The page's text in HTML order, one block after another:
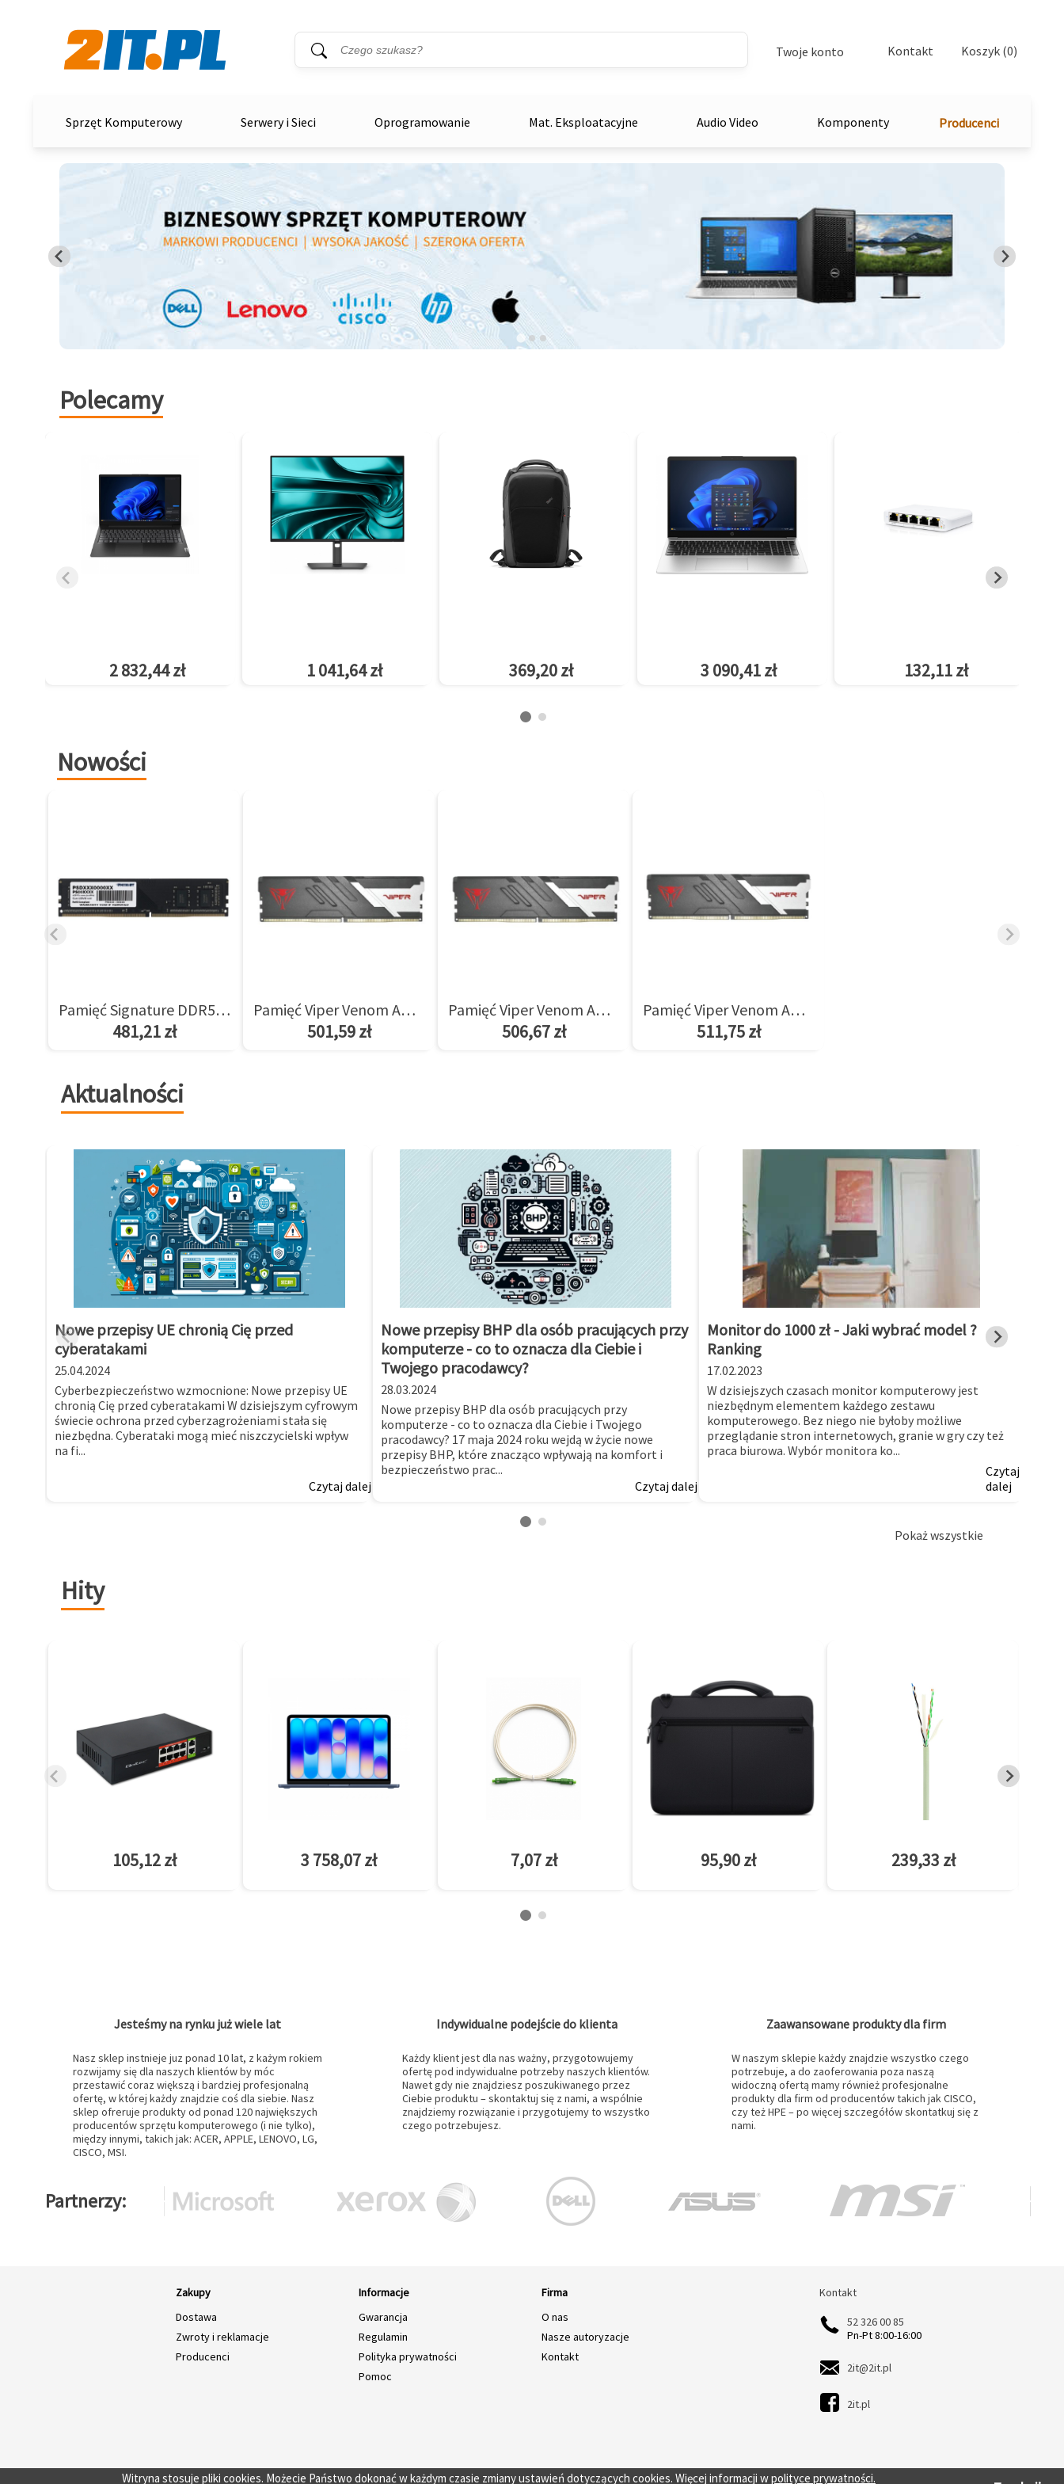
Wyszukiwarka
Słowo kluczowe
Twoje konto Kontakt Koszyk (0)
Sprzęt Komputerowy Serwery i Sieci Oprogramowanie Mat. Eksploatacyjne Audio Video Komponenty Producenci
Polecamy
2 832,44 zł 1 041,64 zł 369,20 zł 3 090,41 zł 132,11 zł
Nowości
Pamięć Signature DDR5 8GB/5600(1*8GB) CL46
481,21 zł
Pamięć Viper Venom AMD 8GB/5600(1*8GB) CL36
501,59 zł
Pamięć Viper Venom AMD 8GB/6000(1*8GB) CL36
506,67 zł
Pamięć Viper Venom AMD 8GB/6400(1*8GB) CL38
511,75 zł
Aktualności
Nowe przepisy UE chronią Cię przed
cyberatakami
25.04.2024
Cyberbezpieczeństwo wzmocnione: Nowe przepisy UE
chronią Cię przed cyberatakami W dzisiejszym cyfrowym
świecie ochrona przed cyberzagrożeniami stała się
niezbędna. Cyberataki mogą mieć niszczycielski wpływ
na fi...
Czytaj dalej
Nowe przepisy BHP dla osób pracujących przy
komputerze - co to oznacza dla Ciebie i
Twojego pracodawcy?
28.03.2024
Nowe przepisy BHP dla osób pracujących przy
komputerze - co to oznacza dla Ciebie i Twojego
pracodawcy? 17 maja 2024 roku wejdą w życie nowe
przepisy BHP, które znacząco wpływają na komfort i
bezpieczeństwo prac...
Czytaj dalej
Monitor do 1000 zł - Jaki wybrać model ?
Ranking
17.02.2023
W dzisiejszych czasach monitor komputerowy jest
niezbędnym elementem każdego zestawu
komputerowego. Bez niego nie byłoby możliwe
przeglądanie stron internetowych, granie w gry czy też
praca biurowa. Wybór monitora ko...
Czytaj
dalej
Pokaż wszystkie
Hity
105,12 zł 3 758,07 zł 7,07 zł 95,90 zł 239,33 zł
Jesteśmy na rynku już wiele lat
Nasz sklep instnieje juz ponad 10 lat, z każym rokiem
rozwijamy się dla naszych klientów by móc
przestawić coraz większą i bardziej profesjonalną
ofertę, w której każdy znajdzie coś dla siebie. Nasz
sklep ofreruje produkty od ponad 120 największych
producentów sprzętu komputerowego (i nie tylko),
między innymi, takich jak: ACER, APPLE, LENOVO, LG,
CISCO, MSI.
Indywidualne podejście do klienta
Każdy klient jest dla nas ważny, przygotowujemy
ofertę pod indywidualne potrzeby naszych klientów.
Nawet gdy nie znajdziesz poszukiwanego przez
Ciebie produktu – skontaktuj się z nami, a wspólnie
znajdziemy rozwiązanie i przygotujemy to wszystko
czego potrzebujesz.
Zaawansowane produkty dla firm
W naszym sklepie każdy znajdzie wszystko czego
potrzebuje, a do zaoferowania poza naszą
widoczną ofertą mamy również profesjonalne
produkty dla firm od producentów takich jak CISCO,
czy też HPE – po więcej szczegółów skontatkuj się z
nami.
Partnerzy
Zakupy
Dostawa
Zwroty i reklamacje
Producenci
Informacje
Gwarancja
Regulamin
Polityka prywatności
Pomoc
Firma
O nas
Nasze autoryzacje
Kontakt
Kontakt
Kontakt
52 326 00 85
Pn-Pt 8:00-16:00
2it@2it.pl
2it.pl
Witryna stosuje pliki cookies. Możecie Państwo dokonać w każdym czasie zmiany ustawień dotyczących cookies. Więcej informacji wpolityce prywatności.